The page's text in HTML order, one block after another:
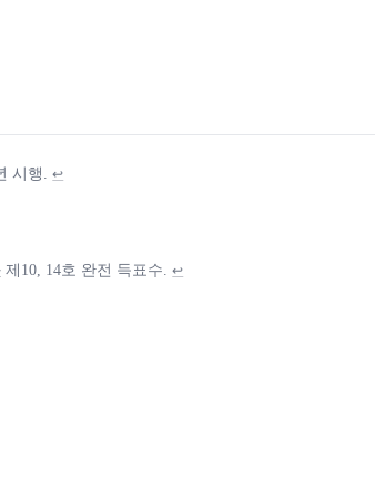
시행. ↩
제10, 14호 완전 득표수. ↩